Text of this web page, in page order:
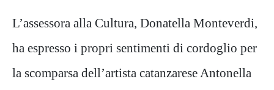
L’assessora alla Cultura, Donatella Monteverdi,
ha espresso i propri sentimenti di cordoglio per
la scomparsa dell’artista catanzarese Antonella